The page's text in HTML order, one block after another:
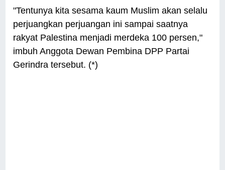
"Tentunya kita sesama kaum Muslim akan selalu
perjuangkan perjuangan ini sampai saatnya
rakyat Palestina menjadi merdeka 100 persen,"
imbuh Anggota Dewan Pembina DPP Partai
Gerindra tersebut. (*)